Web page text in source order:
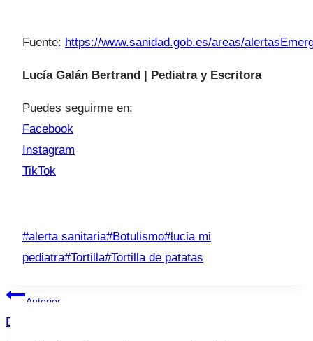
Fuente: https://www.sanidad.gob.es/areas/
Lucía Galán Bertrand | Pediatra y Escritora
Puedes seguirme en:
Facebook
Instagram
TikTok
Etiquetas
de
entrada:
#alerta sanitaria#Botulismo#lucia mi
pediatra#Tortilla#Tortilla de patatas
Navegación
de
Anterior
Bebés y aire acondicionado